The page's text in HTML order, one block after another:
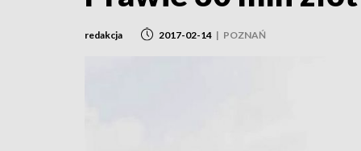
redakcja 2017-02-14 | POZNAŃ